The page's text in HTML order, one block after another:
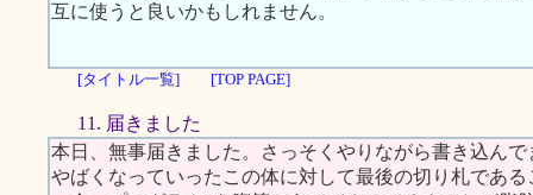
互に使うと良いかもしれません。
[タイトル一覧] [TOP PAGE]
11. 届きました
本日、無事届きました。さっそくやりながら書き込ん
やばくなっていったこの体に対して最後の切り札であ